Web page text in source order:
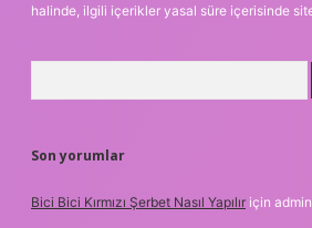
halinde, ilgili içerikler yasal süre içerisinde
Son yorumlar
Bici Bici Kırmızı Şerbet Nasıl Yapılır için admin